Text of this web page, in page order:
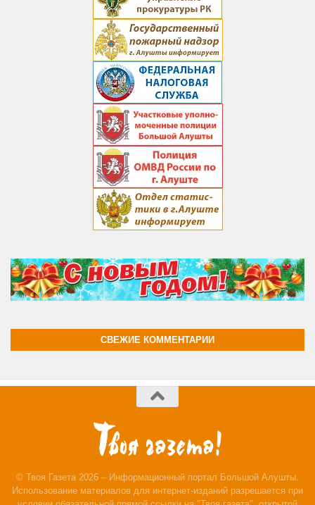
СВЕЖИЕ КОММЕНТАРИИ
© Твоя Газета 2026 – Информационный портал Большой Алушты.
Использование материалов для интернет-изданий разрешается при